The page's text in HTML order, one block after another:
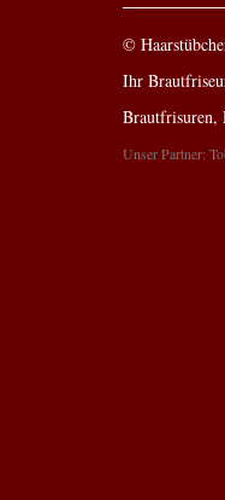
©
Ihr
Brautfrisuren,
Unser Partner: